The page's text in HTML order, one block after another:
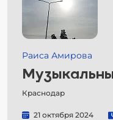
Раиса Амирова
Краснодар
21 октября 2024